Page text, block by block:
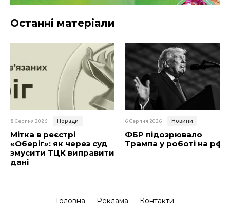
Останні матеріали
8 Серпня 2026 Поради
Мітка в реєстрі
«Оберіг»: як через суд
змусити ТЦК виправити
дані
6 Серпня 2026 Новини
ФБР підозрювало
Трампа у роботі на рф
Головна Реклама Контакти